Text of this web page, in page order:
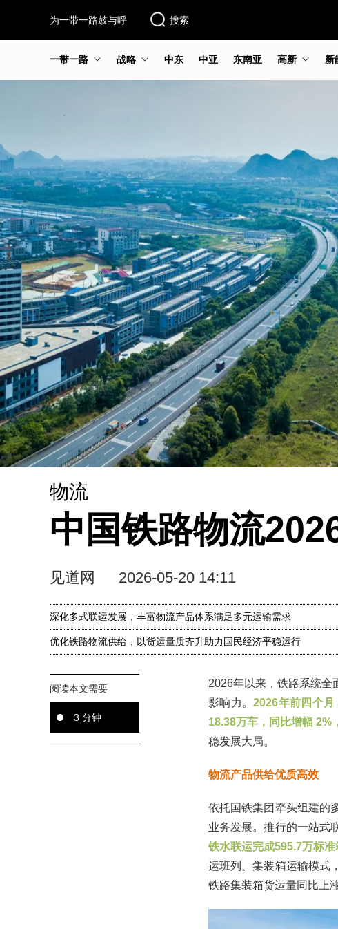
为一带一路鼓与呼 搜索
一带一路 战略 中东 中亚 东南亚 高新 新
物流
中国铁路物流
见道网 2026-05-20 14:11
深化多式联运发展，丰富物流产品体系满足多元运输需求
优化铁路物流供给，以货运量质齐升助力国民经济平稳运行
阅读本文需要
3 分钟
2026年以来，铁路系统全
影响力。2026年前四个
18.38万车，同比增幅 2%
稳发展大局。
物流产品供给优质高效
依托国铁集团牵头组建的
业务发展。推行的一站式
铁水联运完成595.7万标
运班列、集装箱运输模式
铁路集装箱货运量同比上